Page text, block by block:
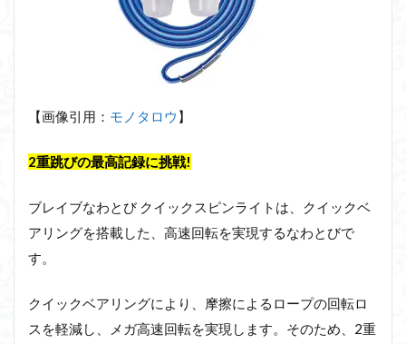
【画像引用： モノタロウ 】
2重跳びの最高記録に挑戦!
ブレイブなわとび クイックスピンライトは、クイックベ
アリングを搭載した、高速回転を実現するなわとびで
す。
クイックベアリングにより、摩擦によるロープの回転ロ
スを軽減し、メガ高速回転を実現します。そのため、2重